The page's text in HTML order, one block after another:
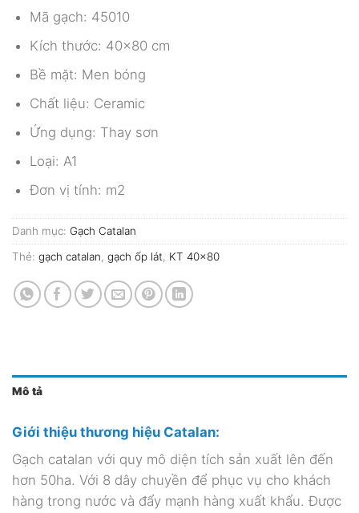
Mã gạch: 45010
Kích thước: 40×80 cm
Bề mặt: Men bóng
Chất liệu: Ceramic
Ứng dụng: Thay sơn
Loại: A1
Đơn vị tính: m2
Danh mục: Gạch Catalan
Thẻ: gạch catalan, gạch ốp lát, KT 40x80
Mô tả
Giới thiệu thương hiệu Catalan:
Gạch catalan với quy mô diện tích sản xuất lên đến
hơn 50ha. Với 8 dây chuyền để phục vụ cho khách
hàng trong nước và đẩy mạnh hàng xuất khẩu. Được